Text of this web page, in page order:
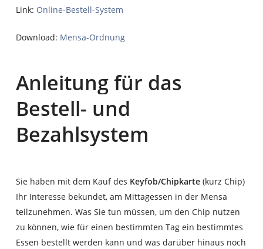
Link: Online-Bestell-System
Download: Mensa-Ordnung
Anleitungfür das
Bestell- und
Bezahlsystem
Sie haben mit dem Kauf des Keyfob/Chipkarte(kurz Chip)
Ihr Interesse bekundet, am Mittagessen in der Mensa
teilzunehmen. Was Sie tun müssen, um den Chip nutzen
zu können, wie für einen bestimmten Tag ein bestimmtes
Essen bestellt werden kann und was darüber hinaus noch